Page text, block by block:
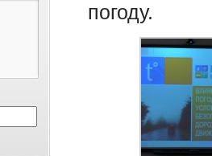
погоду.